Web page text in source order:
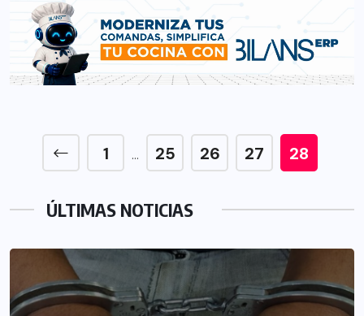
1 … 25 26 27 28
ÚLTIMAS NOTICIAS